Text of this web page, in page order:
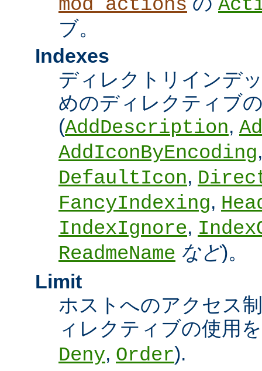
mod_actions
ブ。
Indexes
ディレクトリインデ
めのディレクティブ
(AddDescription,
AddIconByEncoding
DefaultIcon,
FancyIndexing,
IndexIgnore,
ReadmeName など)。
Limit
ホストへのアクセス
ィレクティブの使用
Deny, Order).